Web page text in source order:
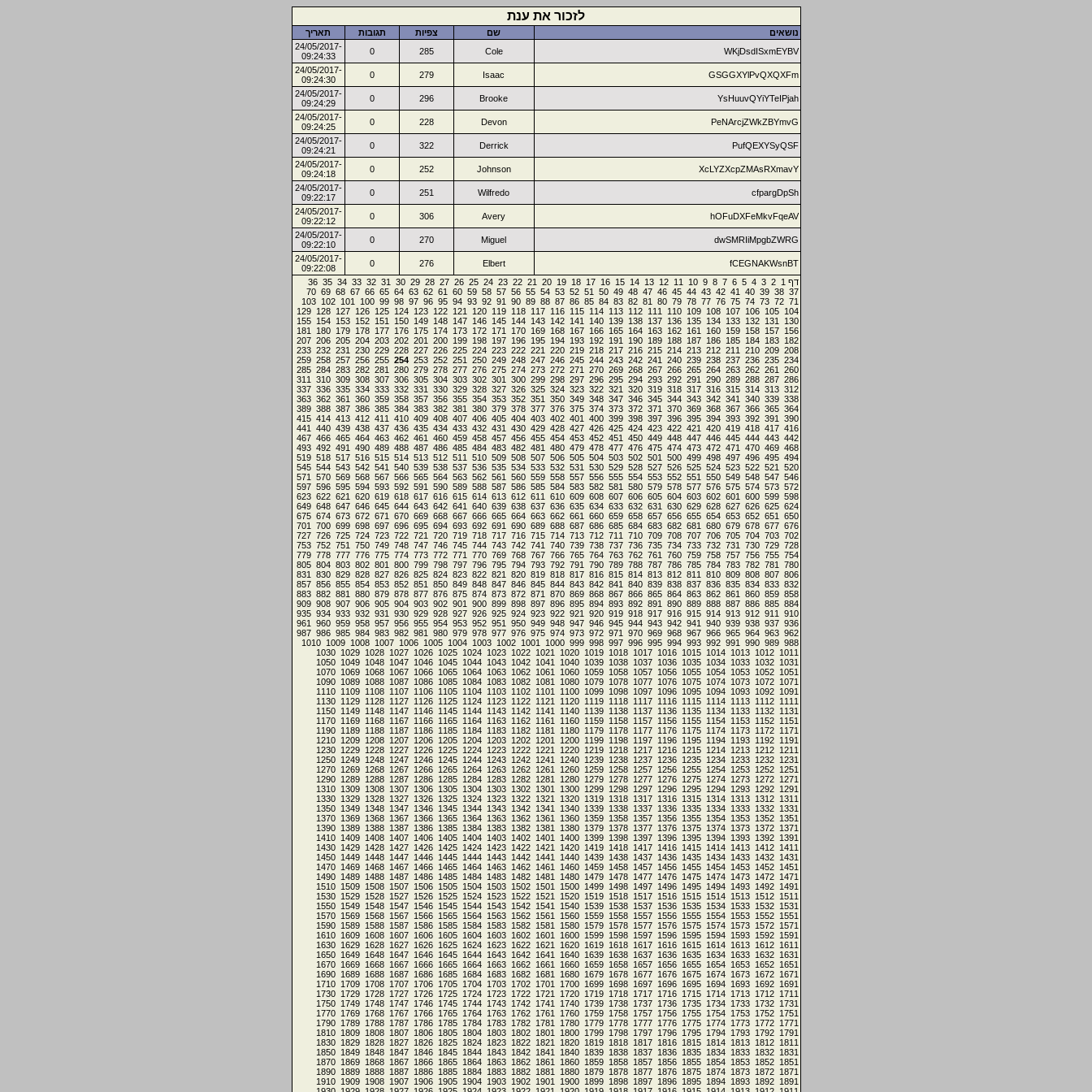
לזכור את ענת
נושאים שם צפיות תגובות
תאריך
WKjDsdISxmEYBV
Cole
285
0
24/05/2017-
09:24:33
GSGGXYlPvQXQXFm
Isaac
279
0
24/05/2017-
09:24:30
YsHuuvQYiYTeIPjah
Brooke
296
0
24/05/2017-
09:24:29
PeNArcjZWkZBYmvG
Devon
228
0
24/05/2017-
09:24:25
PufQEXYSyQSF
Derrick
322
0
24/05/2017-
09:24:21
XcLYZXcpZMAsRXmavY
Johnson
252
0
24/05/2017-
09:24:18
cfpargDpSh
Wilfredo
251
0
24/05/2017-
09:22:17
hOFuDXFeMkvFqeAV
Avery
306
0
24/05/2017-
09:22:12
dwSMRIiMpgbZWRG
Miguel
270
0
24/05/2017-
09:22:10
fCEGNAKWsnBT
Elbert
276
0
24/05/2017-
09:22:08
דף 1
2
3
4
5
6
7
8
9
10
11
12
13
14
15
16
17
18
19
20
21
22
23
24
25
26
27
28
29
30
31
32
33
34
35
36
37
38
39
40
41
42
43
44
45
46
47
48
49
50
51
52
53
54
55
56
57
58
59
60
61
62
63
64
65
66
67
68
69
70
71
72
73
74
75
76
77
78
79
80
81
82
83
84
85
86
87
88
89
90
91
92
93
94
95
96
97
98
99
100
101
102
103
104
105
106
107
108
109
110
111
112
113
114
115
116
117
118
119
120
121
122
123
124
125
126
127
128
129
130
131
132
133
134
135
136
137
138
139
140
141
142
143
144
145
146
147
148
149
150
151
152
153
154
155
156
157
158
159
160
161
162
163
164
165
166
167
168
169
170
171
172
173
174
175
176
177
178
179
180
181
182
183
184
185
186
187
188
189
190
191
192
193
194
195
196
197
198
199
200
201
202
203
204
205
206
207
208
209
210
211
212
213
214
215
216
217
218
219
220
221
222
223
224
225
226
227
228
229
230
231
232
233
234
235
236
237
238
239
240
241
242
243
244
245
246
247
248
249
250
251
252
253
254
255
256
257
258
259
260
261
262
263
264
265
266
267
268
269
270
271
272
273
274
275
276
277
278
279
280
281
282
283
284
285
286
287
288
289
290
291
292
293
294
295
296
297
298
299
300
301
302
303
304
305
306
307
308
309
310
311
312
313
314
315
316
317
318
319
320
321
322
323
324
325
326
327
328
329
330
331
332
333
334
335
336
337
338
339
340
341
342
343
344
345
346
347
348
349
350
351
352
353
354
355
356
357
358
359
360
361
362
363
364
365
366
367
368
369
370
371
372
373
374
375
376
377
378
379
380
381
382
383
384
385
386
387
388
389
390
391
392
393
394
395
396
397
398
399
400
401
402
403
404
405
406
407
408
409
410
411
412
413
414
415
416
417
418
419
420
421
422
423
424
425
426
427
428
429
430
431
432
433
434
435
436
437
438
439
440
441
442
443
444
445
446
447
448
449
450
451
452
453
454
455
456
457
458
459
460
461
462
463
464
465
466
467
468
469
470
471
472
473
474
475
476
477
478
479
480
481
482
483
484
485
486
487
488
489
490
491
492
493
494
495
496
497
498
499
500
501
502
503
504
505
506
507
508
509
510
511
512
513
514
515
516
517
518
519
520
521
522
523
524
525
526
527
528
529
530
531
532
533
534
535
536
537
538
539
540
541
542
543
544
545
546
547
548
549
550
551
552
553
554
555
556
557
558
559
560
561
562
563
564
565
566
567
568
569
570
571
572
573
574
575
576
577
578
579
580
581
582
583
584
585
586
587
588
589
590
591
592
593
594
595
596
597
598
599
600
601
602
603
604
605
606
607
608
609
610
611
612
613
614
615
616
617
618
619
620
621
622
623
624
625
626
627
628
629
630
631
632
633
634
635
636
637
638
639
640
641
642
643
644
645
646
647
648
649
650
651
652
653
654
655
656
657
658
659
660
661
662
663
664
665
666
667
668
669
670
671
672
673
674
675
676
677
678
679
680
681
682
683
684
685
686
687
688
689
690
691
692
693
694
695
696
697
698
699
700
701
702
703
704
705
706
707
708
709
710
711
712
713
714
715
716
717
718
719
720
721
722
723
724
725
726
727
728
729
730
731
732
733
734
735
736
737
738
739
740
741
742
743
744
745
746
747
748
749
750
751
752
753
754
755
756
757
758
759
760
761
762
763
764
765
766
767
768
769
770
771
772
773
774
775
776
777
778
779
780
781
782
783
784
785
786
787
788
789
790
791
792
793
794
795
796
797
798
799
800
801
802
803
804
805
806
807
808
809
810
811
812
813
814
815
816
817
818
819
820
821
822
823
824
825
826
827
828
829
830
831
832
833
834
835
836
837
838
839
840
841
842
843
844
845
846
847
848
849
850
851
852
853
854
855
856
857
858
859
860
861
862
863
864
865
866
867
868
869
870
871
872
873
874
875
876
877
878
879
880
881
882
883
884
885
886
887
888
889
890
891
892
893
894
895
896
897
898
899
900
901
902
903
904
905
906
907
908
909
910
911
912
913
914
915
916
917
918
919
920
921
922
923
924
925
926
927
928
929
930
931
932
933
934
935
936
937
938
939
940
941
942
943
944
945
946
947
948
949
950
951
952
953
954
955
956
957
958
959
960
961
962
963
964
965
966
967
968
969
970
971
972
973
974
975
976
977
978
979
980
981
982
983
984
985
986
987
988
989
990
991
992
993
994
995
996
997
998
999
1000
1001
1002
1003
1004
1005
1006
1007
1008
1009
1010
1011
1012
1013
1014
1015
1016
1017
1018
1019
1020
1021
1022
1023
1024
1025
1026
1027
1028
1029
1030
1031
1032
1033
1034
1035
1036
1037
1038
1039
1040
1041
1042
1043
1044
1045
1046
1047
1048
1049
1050
1051
1052
1053
1054
1055
1056
1057
1058
1059
1060
1061
1062
1063
1064
1065
1066
1067
1068
1069
1070
1071
1072
1073
1074
1075
1076
1077
1078
1079
1080
1081
1082
1083
1084
1085
1086
1087
1088
1089
1090
1091
1092
1093
1094
1095
1096
1097
1098
1099
1100
1101
1102
1103
1104
1105
1106
1107
1108
1109
1110
1111
1112
1113
1114
1115
1116
1117
1118
1119
1120
1121
1122
1123
1124
1125
1126
1127
1128
1129
1130
1131
1132
1133
1134
1135
1136
1137
1138
1139
1140
1141
1142
1143
1144
1145
1146
1147
1148
1149
1150
1151
1152
1153
1154
1155
1156
1157
1158
1159
1160
1161
1162
1163
1164
1165
1166
1167
1168
1169
1170
1171
1172
1173
1174
1175
1176
1177
1178
1179
1180
1181
1182
1183
1184
1185
1186
1187
1188
1189
1190
1191
1192
1193
1194
1195
1196
1197
1198
1199
1200
1201
1202
1203
1204
1205
1206
1207
1208
1209
1210
1211
1212
1213
1214
1215
1216
1217
1218
1219
1220
1221
1222
1223
1224
1225
1226
1227
1228
1229
1230
1231
1232
1233
1234
1235
1236
1237
1238
1239
1240
1241
1242
1243
1244
1245
1246
1247
1248
1249
1250
1251
1252
1253
1254
1255
1256
1257
1258
1259
1260
1261
1262
1263
1264
1265
1266
1267
1268
1269
1270
1271
1272
1273
1274
1275
1276
1277
1278
1279
1280
1281
1282
1283
1284
1285
1286
1287
1288
1289
1290
1291
1292
1293
1294
1295
1296
1297
1298
1299
1300
1301
1302
1303
1304
1305
1306
1307
1308
1309
1310
1311
1312
1313
1314
1315
1316
1317
1318
1319
1320
1321
1322
1323
1324
1325
1326
1327
1328
1329
1330
1331
1332
1333
1334
1335
1336
1337
1338
1339
1340
1341
1342
1343
1344
1345
1346
1347
1348
1349
1350
1351
1352
1353
1354
1355
1356
1357
1358
1359
1360
1361
1362
1363
1364
1365
1366
1367
1368
1369
1370
1371
1372
1373
1374
1375
1376
1377
1378
1379
1380
1381
1382
1383
1384
1385
1386
1387
1388
1389
1390
1391
1392
1393
1394
1395
1396
1397
1398
1399
1400
1401
1402
1403
1404
1405
1406
1407
1408
1409
1410
1411
1412
1413
1414
1415
1416
1417
1418
1419
1420
1421
1422
1423
1424
1425
1426
1427
1428
1429
1430
1431
1432
1433
1434
1435
1436
1437
1438
1439
1440
1441
1442
1443
1444
1445
1446
1447
1448
1449
1450
1451
1452
1453
1454
1455
1456
1457
1458
1459
1460
1461
1462
1463
1464
1465
1466
1467
1468
1469
1470
1471
1472
1473
1474
1475
1476
1477
1478
1479
1480
1481
1482
1483
1484
1485
1486
1487
1488
1489
1490
1491
1492
1493
1494
1495
1496
1497
1498
1499
1500
1501
1502
1503
1504
1505
1506
1507
1508
1509
1510
1511
1512
1513
1514
1515
1516
1517
1518
1519
1520
1521
1522
1523
1524
1525
1526
1527
1528
1529
1530
1531
1532
1533
1534
1535
1536
1537
1538
1539
1540
1541
1542
1543
1544
1545
1546
1547
1548
1549
1550
1551
1552
1553
1554
1555
1556
1557
1558
1559
1560
1561
1562
1563
1564
1565
1566
1567
1568
1569
1570
1571
1572
1573
1574
1575
1576
1577
1578
1579
1580
1581
1582
1583
1584
1585
1586
1587
1588
1589
1590
1591
1592
1593
1594
1595
1596
1597
1598
1599
1600
1601
1602
1603
1604
1605
1606
1607
1608
1609
1610
1611
1612
1613
1614
1615
1616
1617
1618
1619
1620
1621
1622
1623
1624
1625
1626
1627
1628
1629
1630
1631
1632
1633
1634
1635
1636
1637
1638
1639
1640
1641
1642
1643
1644
1645
1646
1647
1648
1649
1650
1651
1652
1653
1654
1655
1656
1657
1658
1659
1660
1661
1662
1663
1664
1665
1666
1667
1668
1669
1670
1671
1672
1673
1674
1675
1676
1677
1678
1679
1680
1681
1682
1683
1684
1685
1686
1687
1688
1689
1690
1691
1692
1693
1694
1695
1696
1697
1698
1699
1700
1701
1702
1703
1704
1705
1706
1707
1708
1709
1710
1711
1712
1713
1714
1715
1716
1717
1718
1719
1720
1721
1722
1723
1724
1725
1726
1727
1728
1729
1730
1731
1732
1733
1734
1735
1736
1737
1738
1739
1740
1741
1742
1743
1744
1745
1746
1747
1748
1749
1750
1751
1752
1753
1754
1755
1756
1757
1758
1759
1760
1761
1762
1763
1764
1765
1766
1767
1768
1769
1770
1771
1772
1773
1774
1775
1776
1777
1778
1779
1780
1781
1782
1783
1784
1785
1786
1787
1788
1789
1790
1791
1792
1793
1794
1795
1796
1797
1798
1799
1800
1801
1802
1803
1804
1805
1806
1807
1808
1809
1810
1811
1812
1813
1814
1815
1816
1817
1818
1819
1820
1821
1822
1823
1824
1825
1826
1827
1828
1829
1830
1831
1832
1833
1834
1835
1836
1837
1838
1839
1840
1841
1842
1843
1844
1845
1846
1847
1848
1849
1850
1851
1852
1853
1854
1855
1856
1857
1858
1859
1860
1861
1862
1863
1864
1865
1866
1867
1868
1869
1870
1871
1872
1873
1874
1875
1876
1877
1878
1879
1880
1881
1882
1883
1884
1885
1886
1887
1888
1889
1890
1891
1892
1893
1894
1895
1896
1897
1898
1899
1900
1901
1902
1903
1904
1905
1906
1907
1908
1909
1910